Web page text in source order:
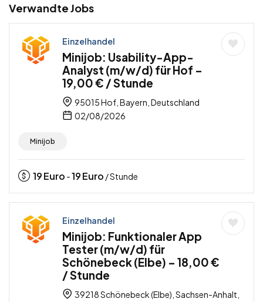
Verwandte Jobs
Einzelhandel
Minijob: Usability-App-
Analyst (m/w/d) für Hof –
19,00 € / Stunde
95015 Hof, Bayern, Deutschland
02/08/2026
Minijob
19Euro -19Euro / Stunde
Einzelhandel
Minijob: Funktionaler App
Tester (m/w/d) für
Schönebeck (Elbe) – 18,00 €
/ Stunde
39218 Schönebeck (Elbe), Sachsen-Anhalt,